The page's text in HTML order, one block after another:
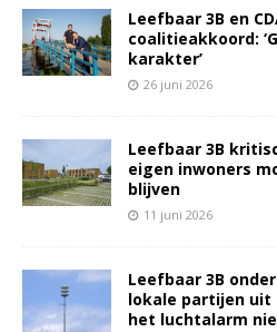
Leefbaar 3B en
coalitieakkoord:
karakter’
26 juni 2026
Leefbaar 3B
eigen inwoners
blijven
11 juni 2026
Leefbaar 3B
lokale partijen uit
het luchtalarm